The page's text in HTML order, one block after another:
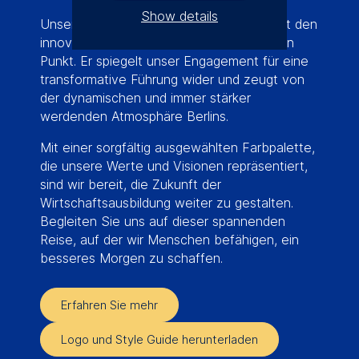
Unser Slogan „Business as unusual“ bringt den
innovativen Geist der ESMT Berlin auf den
Punkt. Er spiegelt unser Engagement für eine
transformative Führung wider und zeugt von
der dynamischen und immer stärker
werdenden Atmosphäre Berlins.
Mit einer sorgfältig ausgewählten Farbpalette,
die unsere Werte und Visionen repräsentiert,
sind wir bereit, die Zukunft der
Wirtschaftsausbildung weiter zu gestalten.
Begleiten Sie uns auf dieser spannenden
Reise, auf der wir Menschen befähigen, ein
besseres Morgen zu schaffen.
Erfahren Sie mehr
Logo und Style Guide herunterladen
Show details
The controller responsible
for data processing is
ESMT European School of
Management and
Technology GmbH
Schlossplatz 1, 10178 Berlin,
Germany
We use cookies for the
following purposes:
Analyzing website
Improving our services
Marketing and
personalized content